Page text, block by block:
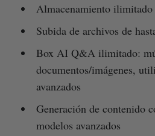
Almacenamiento ilimitado
Subida de archivos de
Box AI Q&A ilimitado:
documentos/imágenes,
avanzados
Generación de contenido
modelos avanzados